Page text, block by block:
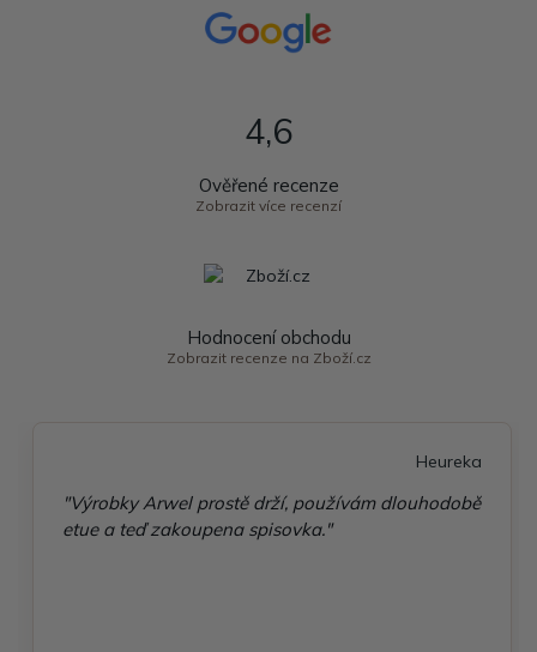
4,6
Ověřené recenze
Zobrazit více recenzí
Hodnocení obchodu
Zobrazit recenze na Zboží.cz
Heureka
"Výrobky Arwel prostě drží, používám dlouhodobě
etue a teď zakoupena spisovka."